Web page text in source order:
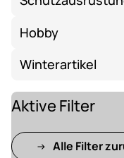
Hobby
Winterartikel
Aktive Filter
Alle Filter